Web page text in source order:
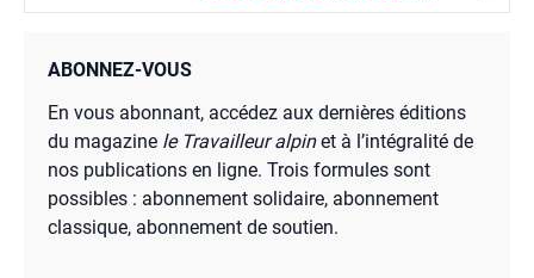
ABONNEZ-VOUS
En vous abonnant, accédez aux dernières éditions
du magazine le Travailleur alpinet à l’intégralité de
nos publications en ligne. Trois formules sont
possibles : abonnement solidaire, abonnement
classique, abonnement de soutien.